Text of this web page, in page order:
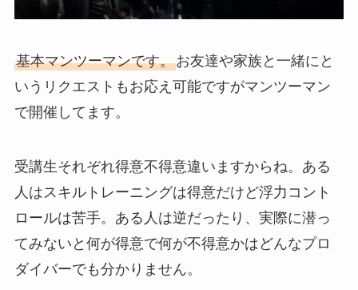
基本マンツーマンです。お友達や家族と一緒にと
いうリクエストもお応え可能ですがマンツーマン
で開催してます。
受講生それぞれ得意不得意違いますからね。ある
人はスキルトレーニングは得意だけど浮力コント
ロールは苦手。ある人は逆だったり、実際に潜っ
てみないと何が得意で何が不得意かはどんなプロ
ダイバーでも分かりません。